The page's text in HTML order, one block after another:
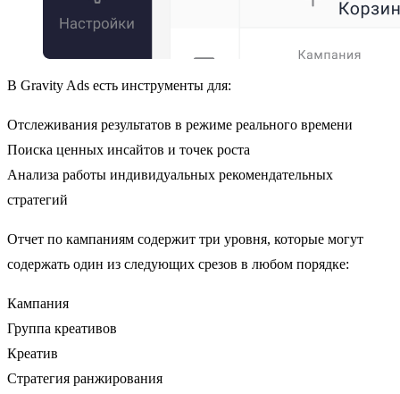
В Gravity Ads есть инструменты для:
Отслеживания результатов в режиме реального времени
Поиска ценных инсайтов и точек роста
Анализа работы индивидуальных рекомендательных
стратегий
Отчет по кампаниям содержит три уровня, которые могут
содержать один из следующих срезов в любом порядке:
Кампания
Группа креативов
Креатив
Стратегия ранжирования